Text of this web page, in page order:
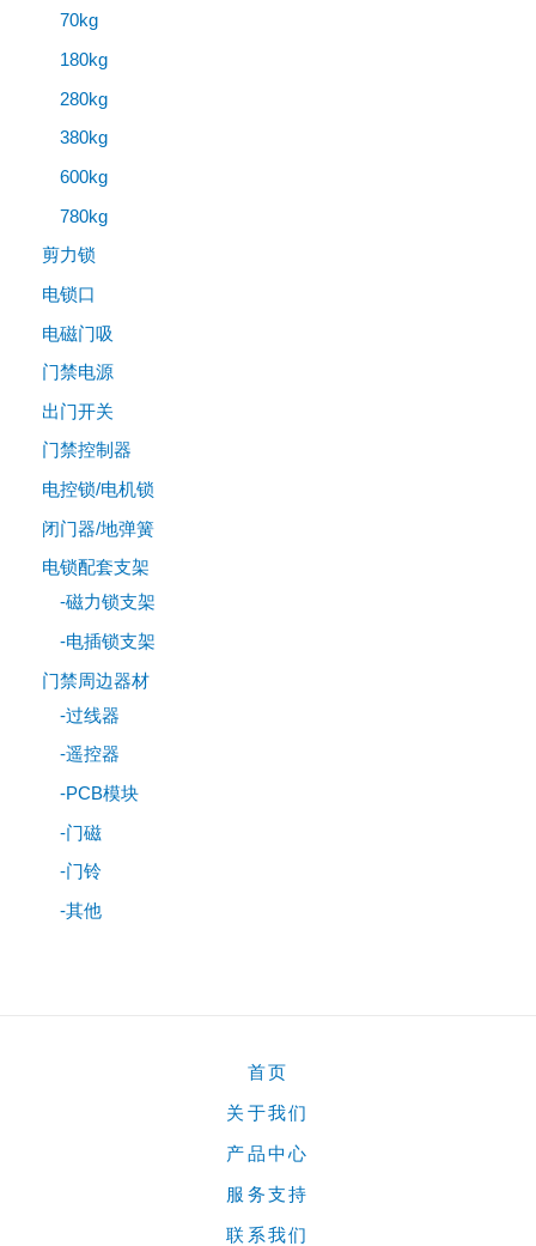
70kg
180kg
280kg
380kg
600kg
780kg
剪力锁
电锁口
电磁门吸
门禁电源
出门开关
门禁控制器
电控锁/电机锁
闭门器/地弹簧
电锁配套支架
-磁力锁支架
-电插锁支架
门禁周边器材
-过线器
-遥控器
-PCB模块
-门磁
-门铃
-其他
首页
关于我们
产品中心
服务支持
联系我们